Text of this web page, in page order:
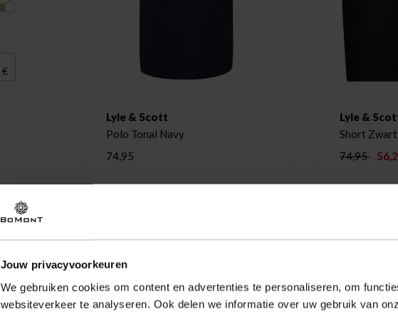
Jouw privacyvoorkeuren
We gebruiken cookies om content en advertenties te personaliseren, om
websiteverkeer te analyseren. Ook delen we informatie over uw gebruik van
€
Lyle & Scott
Polo Tonal Navy
74,95
Lyle &
Short Zwart
74,95
-25%